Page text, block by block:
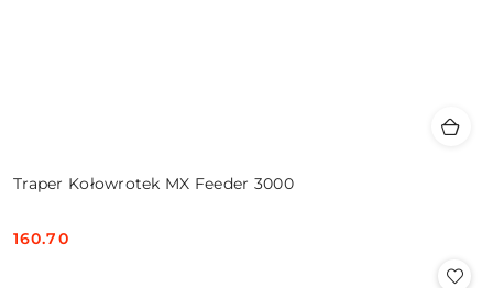
Traper Kołowrotek MX Feeder 3000
Cena:
160.70